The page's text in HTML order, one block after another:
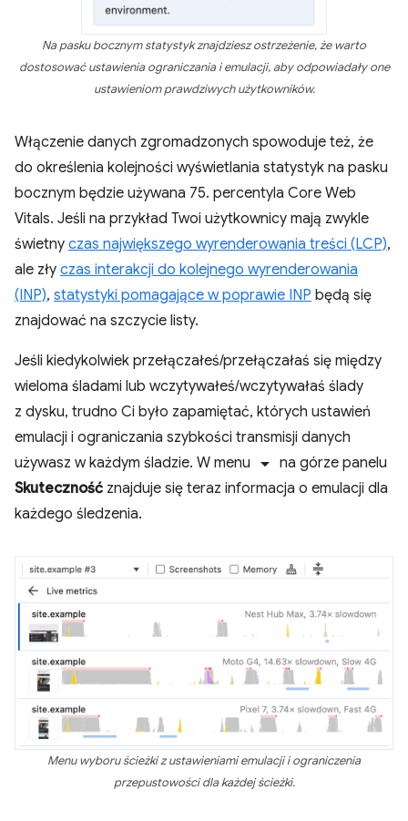
Na pasku bocznym statystyk znajdziesz ostrzeżenie, że warto
dostosować ustawienia ograniczania i emulacji, aby odpowiadały one
ustawieniom prawdziwych użytkowników.
Włączenie danych zgromadzonych spowoduje też, że
do określenia kolejności wyświetlania statystyk na pasku
bocznym będzie używana 75. percentyla Core Web
Vitals. Jeśli na przykład Twoi użytkownicy mają zwykle
świetny czas największego wyrenderowania treści (LCP),
ale zły czas interakcji do kolejnego wyrenderowania
(INP), statystyki pomagające w poprawie INP będą się
znajdować na szczycie listy.
Jeśli kiedykolwiek przełączałeś/przełączałaś się między
wieloma śladami lub wczytywałeś/wczytywałaś ślady
z dysku, trudno Ci było zapamiętać, których ustawień
emulacji i ograniczania szybkości transmisji danych
używasz w każdym śladzie. W menu arrow_drop_down na górze panelu
Skuteczność znajduje się teraz informacja o emulacji dla
każdego śledzenia.
Menu wyboru ścieżki z ustawieniami emulacji i ograniczenia
przepustowości dla każdej ścieżki.